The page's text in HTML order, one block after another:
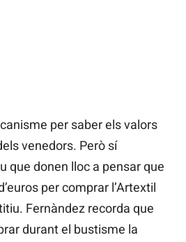
per saber els valors
venedors. Però sí
que donen lloc a pensar que
per comprar l’Artextil
Fernàndez recorda que
durant el bustisme la